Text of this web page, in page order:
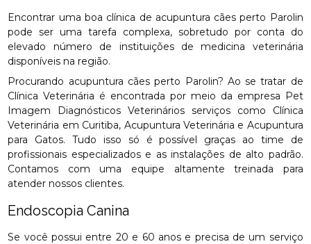
Encontrar uma boa clínica de acupuntura cães perto Parolin
pode ser uma tarefa complexa, sobretudo por conta do
elevado número de instituições de medicina veterinária
disponíveis na região.
Procurando acupuntura cães perto Parolin? Ao se tratar de
Clínica Veterinária é encontrada por meio da empresa Pet
Imagem Diagnósticos Veterinários serviços como Clínica
Veterinária em Curitiba, Acupuntura Veterinária e Acupuntura
para Gatos. Tudo isso só é possível graças ao time de
profissionais especializados e as instalações de alto padrão.
Contamos com uma equipe altamente treinada para
atender nossos clientes.
Endoscopia Canina
Se você possui entre 20 e 60 anos e precisa de um serviço